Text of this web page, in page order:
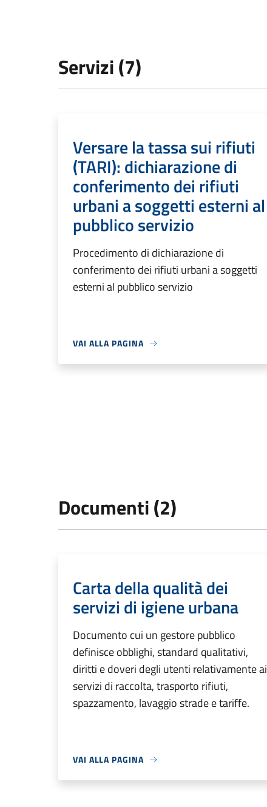
Servizi (7)
Versare la tassa sui rifiuti
(TARI): dichiarazione di
conferimento dei rifiuti
urbani a soggetti esterni al
pubblico servizio
Procedimento di dichiarazione di
conferimento dei rifiuti urbani a soggetti
esterni al pubblico servizio
VAI ALLA PAGINA
Documenti (2)
Carta della qualità dei
servizi di igiene urbana
Documento cui un gestore pubblico
definisce obblighi, standard qualitativi,
diritti e doveri degli utenti relativamente ai
servizi di raccolta, trasporto rifiuti,
spazzamento, lavaggio strade e tariffe.
VAI ALLA PAGINA